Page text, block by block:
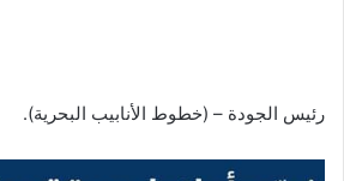
رئيس الجودة – (خطوط الأنابيب البحرية).